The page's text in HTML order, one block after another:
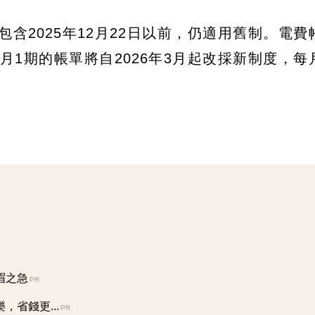
含2025年12月22日以前，仍適用舊制。電費
1期的帳單將自2026年3月起改採新制度，每
之急 PR
，省錢更... PR